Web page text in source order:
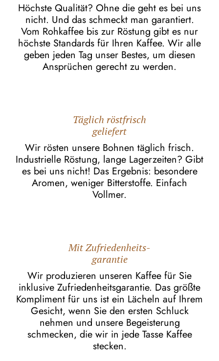
Höchste Qualität? Ohne die geht es bei uns
nicht. Und das schmeckt man garantiert.
Vom Rohkaffee bis zur Röstung gibt es nur
höchste Standards für Ihren Kaffee. Wir alle
geben jeden Tag unser Bestes, um diesen
Ansprüchen gerecht zu werden.
Täglich röstfrisch
geliefert
Wir rösten unsere Bohnen täglich frisch.
Industrielle Röstung, lange Lagerzeiten? Gibt
es bei uns nicht! Das Ergebnis: besondere
Aromen, weniger Bitterstoffe. Einfach
Vollmer.
Mit Zufriedenheits-
garantie
Wir produzieren unseren Kaffee für Sie
inklusive Zufriedenheitsgarantie. Das größte
Kompliment für uns ist ein Lächeln auf Ihrem
Gesicht, wenn Sie den ersten Schluck
nehmen und unsere Begeisterung
schmecken, die wir in jede Tasse Kaffee
stecken.